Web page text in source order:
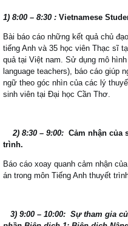
1) 8:00 – 8:30 : Vietnamese
Bài báo cáo những kết quả chủ
tiếng Anh và 35 học viên Thạc sĩ
quả tại Việt nam. Sử dụng mô
language teachers), báo cáo giúp
ngữ theo góc nhìn của các lý
sinh viên tại Đại học Cần Thơ.
Báo cáo viên:
2) 8:30 – 9:00: Cảm nhận của
trình.
Báo cáo xoay quanh cảm nhận
án trong môn Tiếng Anh thuyết
Báo cáo
3) 9:00 – 10:00: Sự tham gia